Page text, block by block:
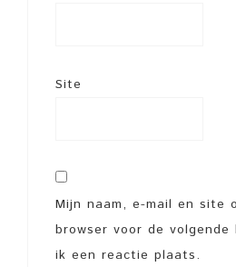
Site
Mijn naam, e-mail en site
browser voor de volgende
ik een reactie plaats.